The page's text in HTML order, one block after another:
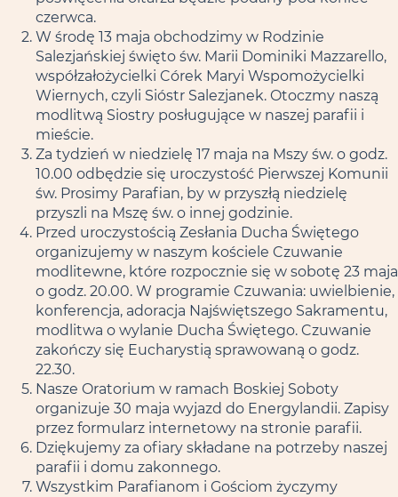
czerwca.
W środę 13 maja obchodzimy w Rodzinie
Salezjańskiej święto św. Marii Dominiki Mazzarello,
współzałożycielki Córek Maryi Wspomożycielki
Wiernych, czyli Sióstr Salezjanek. Otoczmy naszą
modlitwą Siostry posługujące w naszej parafii i
mieście.
Za tydzień w niedzielę 17 maja na Mszy św. o godz.
10.00 odbędzie się uroczystość Pierwszej Komunii
św. Prosimy Parafian, by w przyszłą niedzielę
przyszli na Mszę św. o innej godzinie.
Przed uroczystością Zesłania Ducha Świętego
organizujemy w naszym kościele Czuwanie
modlitewne, które rozpocznie się w sobotę 23 maja
o godz. 20.00. W programie Czuwania: uwielbienie,
konferencja, adoracja Najświętszego Sakramentu,
modlitwa o wylanie Ducha Świętego. Czuwanie
zakończy się Eucharystią sprawowaną o godz.
22.30.
Nasze Oratorium w ramach Boskiej Soboty
organizuje 30 maja wyjazd do Energylandii. Zapisy
przez formularz internetowy na stronie parafii.
Dziękujemy za ofiary składane na potrzeby naszej
parafii i domu zakonnego.
Wszystkim Parafianom i Gościom życzymy